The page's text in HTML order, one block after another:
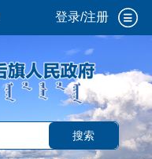
登录/注册
搜索